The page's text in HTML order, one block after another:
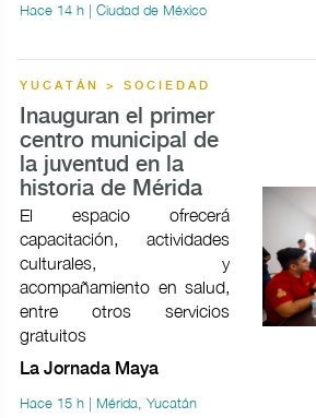
Hace 14 h | Ciudad de México
YUCATÁN > SOCIEDAD
Inauguran el primer
centro municipal de
la juventud en la
historia de Mérida
El espacio ofrecerá
capacitación, actividades
culturales, y
acompañamiento en salud,
entre otros servicios
gratuitos
La Jornada Maya
Hace 15 h | Mérida, Yucatán